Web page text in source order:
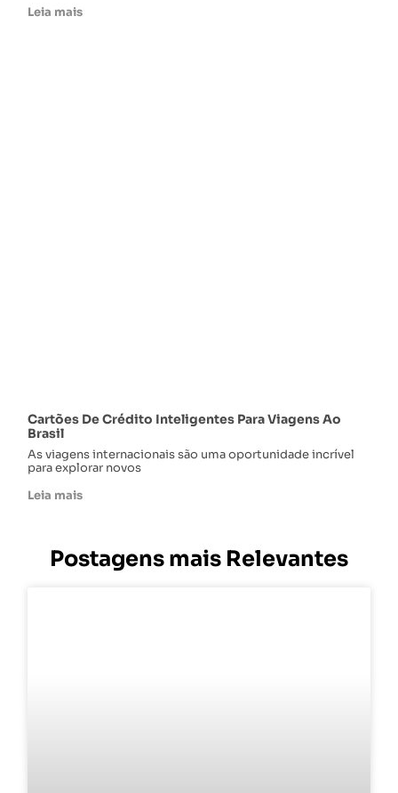
Leia mais
Cartões De Crédito Inteligentes Para Viagens Ao
Brasil
As viagens internacionais são uma oportunidade incrível
para explorar novos
Leia mais
Postagens mais Relevantes